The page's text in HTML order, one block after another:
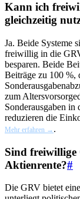
Kann ich
gleichzeitig
Ja. Beide Systeme
freiwillig in die
besparen. Beide
Beiträge zu 100 %,
zum
Sonderausgaben in
reduzieren die
Mehr erfahren → .
Sind freiwillige
Aktienrente?#
Die GRV bietet